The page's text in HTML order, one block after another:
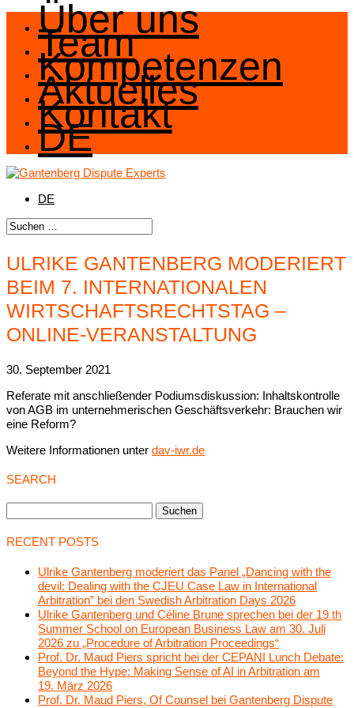
Über uns
Team
Kompetenzen
Aktuelles
Kontakt
DE
DE
ULRIKE GANTENBERG MODERIERT
BEIM 7. INTERNATIONALEN
WIRTSCHAFTSRECHTSTAG –
ONLINE-VERANSTALTUNG
30. September 2021
Referate mit anschließender Podiumsdiskussion: Inhaltskontrolle
von AGB im unternehmerischen Geschäftsverkehr: Brauchen wir
eine Reform?
Weitere Informationen unter dav-iwr.de
SEARCH
nach:
RECENT POSTS
Ulrike Gantenberg moderiert das Panel „Dancing with the
devil: Dealing with the CJEU Case Law in International
Arbitration” bei den Swedish Arbitration Days 2026
Ulrike Gantenberg und Céline Brune sprechen bei der 19 th
Summer School on European Business Law am 30. Juli
2026 zu „Procedure of Arbitration Proceedings“
Prof. Dr. Maud Piers spricht bei der CEPANI Lunch Debate:
Beyond the Hype: Making Sense of AI in Arbitration am
19. März 2026
Prof. Dr. Maud Piers, Of Counsel bei Gantenberg Dispute